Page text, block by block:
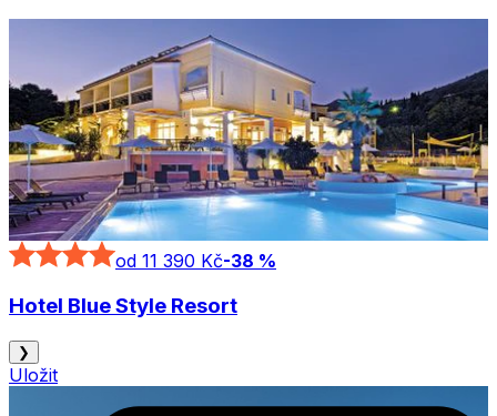
od 11 390 Kč-38 %
Hotel Blue Style Resort
❯
Uložit